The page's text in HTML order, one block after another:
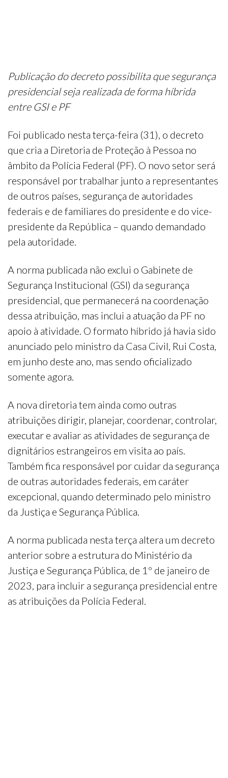
Publicação do decreto possibilita que segurança
presidencial seja realizada de forma híbrida
entre GSI e PF
Foi publicado nesta terça-feira (31), o decreto
que cria a Diretoria de Proteção à Pessoa no
âmbito da Polícia Federal (PF). O novo setor será
responsável por trabalhar junto a representantes
de outros países, segurança de autoridades
federais e de familiares do presidente e do vice-
presidente da República – quando demandado
pela autoridade.
A norma publicada não exclui o Gabinete de
Segurança Institucional (GSI) da segurança
presidencial, que permanecerá na coordenação
dessa atribuição, mas inclui a atuação da PF no
apoio à atividade. O formato híbrido já havia sido
anunciado pelo ministro da Casa Civil, Rui Costa,
em junho deste ano, mas sendo oficializado
somente agora.
A nova diretoria tem ainda como outras
atribuições dirigir, planejar, coordenar, controlar,
executar e avaliar as atividades de segurança de
dignitários estrangeiros em visita ao país.
Também fica responsável por cuidar da segurança
de outras autoridades federais, em caráter
excepcional, quando determinado pelo ministro
da Justiça e Segurança Pública.
A norma publicada nesta terça altera um decreto
anterior sobre a estrutura do Ministério da
Justiça e Segurança Pública, de 1º de janeiro de
2023, para incluir a segurança presidencial entre
as atribuições da Polícia Federal.